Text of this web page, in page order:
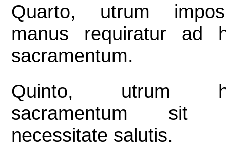
Quarto, utrum
manus requiratur ad
sacramentum.
Quinto, utrum
sacramentum sit
necessitate salutis.